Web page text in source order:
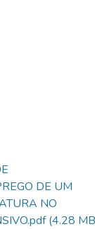
DE UM
NO
(4.28